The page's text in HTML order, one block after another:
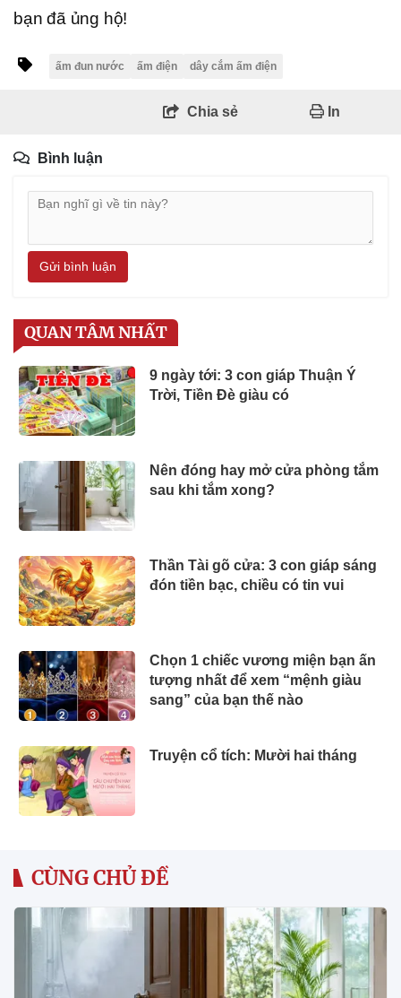
bạn đã ủng hộ!
ấm đun nước ấm điện dây cắm ấm điện
Chia sẻ In
Bình luận
Gửi bình luận
QUAN TÂM NHẤT
9 ngày tới: 3 con giáp Thuận Ý
Trời, Tiền Đè giàu có
Nên đóng hay mở cửa phòng tắm
sau khi tắm xong?
Thần Tài gõ cửa: 3 con giáp sáng
đón tiền bạc, chiều có tin vui
Chọn 1 chiếc vương miện bạn ấn
tượng nhất để xem “mệnh giàu
sang” của bạn thế nào
Truyện cổ tích: Mười hai tháng
CÙNG CHỦ ĐỀ